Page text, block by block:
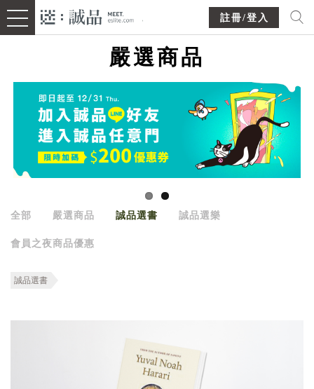
註冊/登入
嚴選商品
全部 嚴選商品 誠品選書 誠品選樂
會員之夜商品優惠
誠品選書